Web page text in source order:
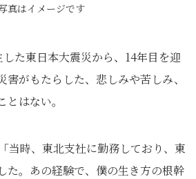
真はイメージです
した東日本大震災から、14年目を迎
害がもたらした、悲しみや苦しみ、
はない。
当時、東北支社に勤務しており、東
た。あの経験で、僕の生き方の根幹